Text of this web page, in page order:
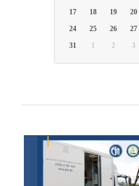
17
18 19 20
24
25 26 27
31
1 2 3